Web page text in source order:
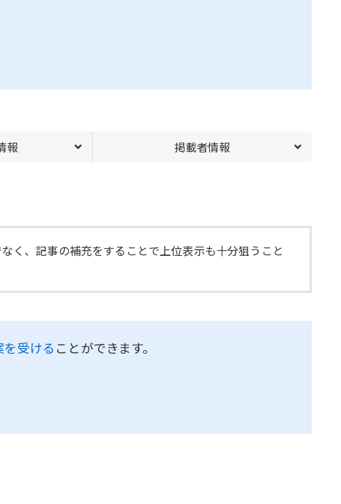
報 掲載者情報
く、記事の補充をすることで上位表示も十分狙うこと
受ける ことができます。